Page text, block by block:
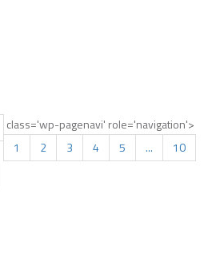
class='wp-pagenavi' role='navigation'>
1
2 3 4 5 ...
10